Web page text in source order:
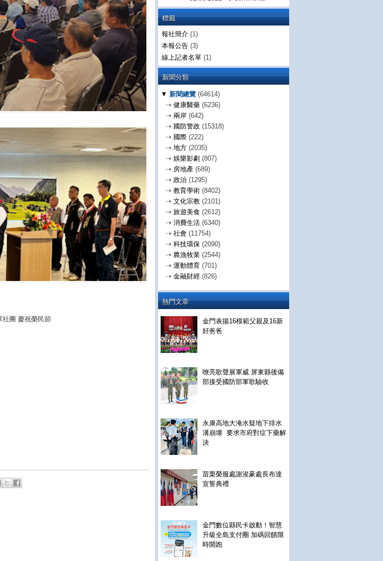
標籤
報社簡介 (1)
本報公告 (3)
線上記者名單 (1)
新聞分類
▼ 新聞總覽 (64614)
⇢ 健康醫藥 (6236)
⇢ 兩岸 (642)
⇢ 國防警政 (15318)
⇢ 國際 (222)
⇢ 地方 (2035)
⇢ 娛樂影劇 (807)
⇢ 房地產 (689)
⇢ 政治 (1295)
⇢ 教育學術 (8402)
⇢ 文化宗教 (2101)
⇢ 旅遊美食 (2612)
⇢ 消費生活 (6340)
⇢ 社會 (11754)
⇢ 科技環保 (2090)
⇢ 農漁牧業 (2544)
⇢ 運動體育 (701)
⇢ 金融財經 (826)
熱門文章
金門表揚16模範父親及16新
好爸爸
嘹亮歌聲展軍威 屏東縣後備
部接受國防部軍歌驗收
永康高地大淹水疑地下排水
溝崩壞 要求市府對症下藥解
決
苗栗榮服處謝浚豪處長布達
宣誓典禮
金門數位縣民卡啟動！智慧
升級全島支付圈 加碼回饋限
時開跑
社團 慶祝榮民節